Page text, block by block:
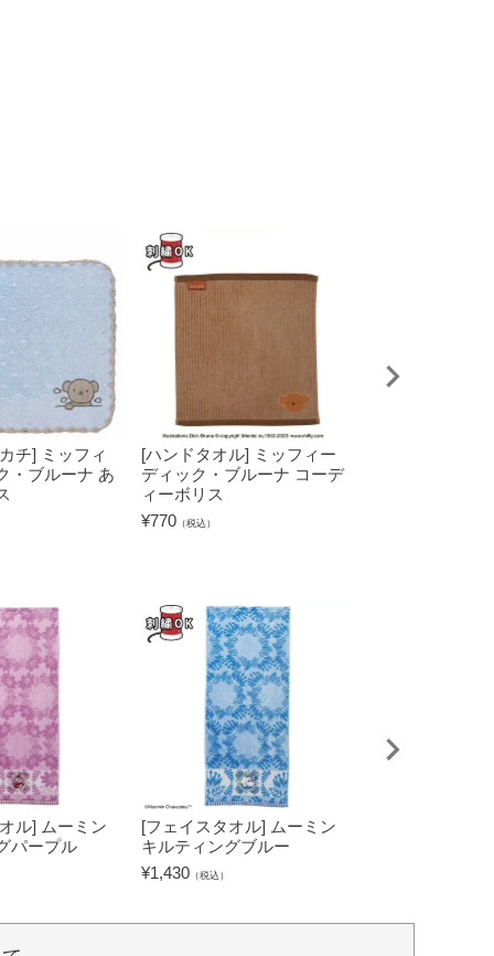
チ] ミッフィ
ブルーナ あ
[ハンドタオル] ミッフィー
ディック・ブルーナ コーデ
ィーボリス
¥770 （税込）
ル] ムーミン
パープル
[フェイスタオル] ムーミン
キルティングブルー
¥1,430 （税込）